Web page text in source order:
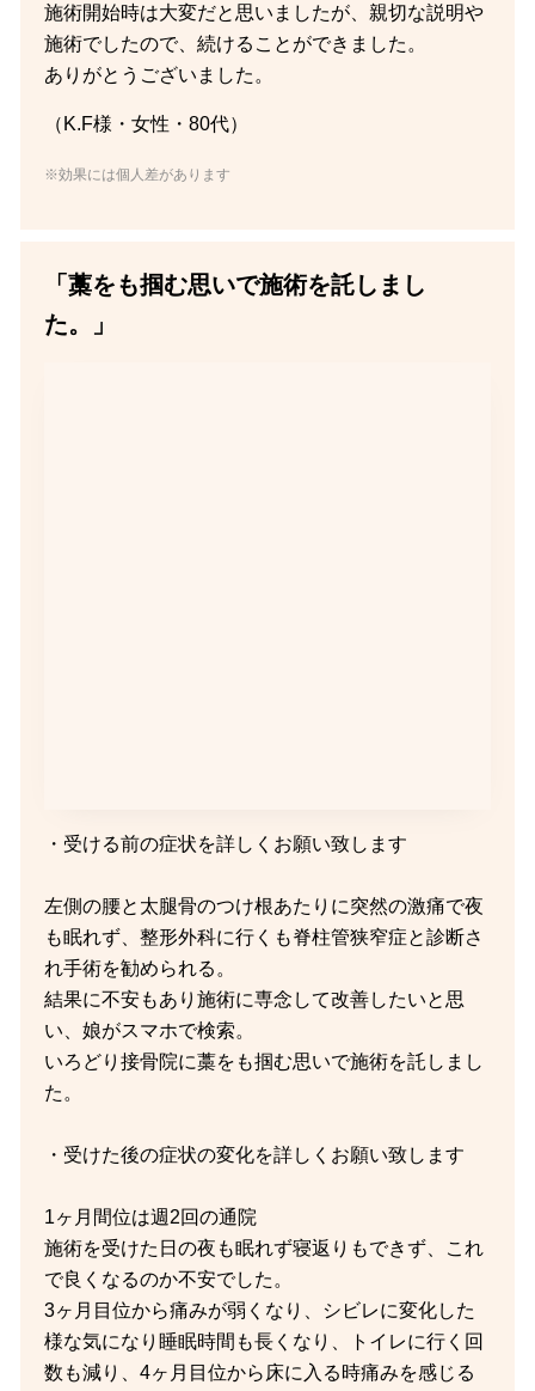
施術開始時は大変だと思いましたが、親切な説明や
施術でしたので、続けることができました。
ありがとうございました。
（K.F様・女性・80代）
※効果には個人差があります
「藁をも掴む思いで施術を託しまし
た。」
・受ける前の症状を詳しくお願い致します
左側の腰と太腿骨のつけ根あたりに突然の激痛で夜
も眠れず、整形外科に行くも脊柱管狭窄症と診断さ
れ手術を勧められる。
結果に不安もあり施術に専念して改善したいと思
い、娘がスマホで検索。
いろどり接骨院に藁をも掴む思いで施術を託しまし
た。
・受けた後の症状の変化を詳しくお願い致します
1ヶ月間位は週2回の通院
施術を受けた日の夜も眠れず寝返りもできず、これ
で良くなるのか不安でした。
3ヶ月目位から痛みが弱くなり、シビレに変化した
様な気になり睡眠時間も長くなり、トイレに行く回
数も減り、4ヶ月目位から床に入る時痛みを感じる